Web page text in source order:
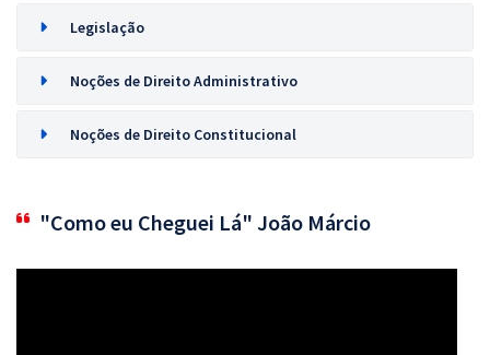
Legislação
Noções de Direito Administrativo
Noções de Direito Constitucional
"Como eu Cheguei Lá" João Márcio